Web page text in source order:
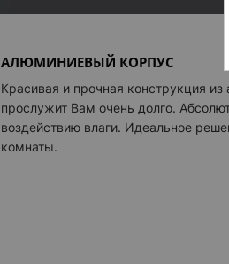
АЛЮМИНИЕВЫЙ КОРПУС
Красивая и прочная конструкция
прослужит Вам очень долго.
воздействию влаги. Идеальное
комнаты.